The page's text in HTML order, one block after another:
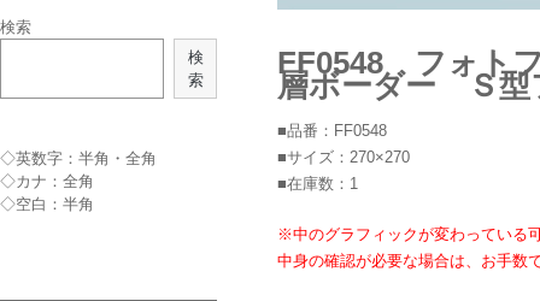
FF0548 フォト
層ボーダー Ｓ
■品番：FF0548
■サイズ：270×270
■在庫数：1
※中のグラフィックが変わっている
中身の確認が必要な場合は、お手数
検索
検
索
◇英数字：半角・全角
◇カナ：全角
◇空白：半角